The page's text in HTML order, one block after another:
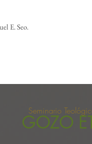
E. Seo.
Seminario
GOZO